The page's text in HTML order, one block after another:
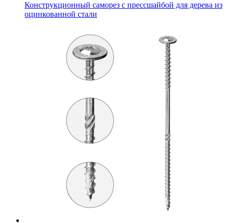
Конструкционный саморез с прессшайбой для дерева из
оцинкованной стали